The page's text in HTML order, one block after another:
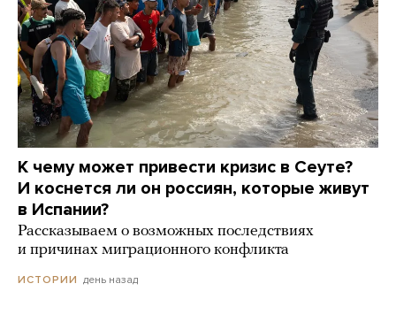
К чему может привести кризис в Сеуте?
И коснется ли он россиян, которые живут
в Испании?
Рассказываем о возможных последствиях
и причинах миграционного конфликта
ИСТОРИИ день назад